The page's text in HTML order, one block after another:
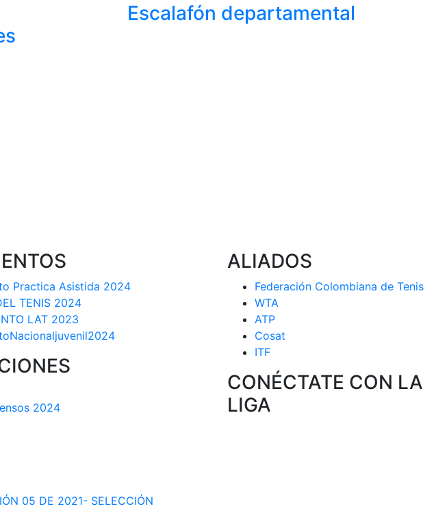
Escalafón departamental
Practica Asistida 2024
TENIS 2024
LAT 2023
2024
05 DE 2021- SELECCIÓN
ALIADOS
Federación Colombiana de Tenis
WTA
ATP
Cosat
ITF
CONÉCTATE CON LA
LIGA